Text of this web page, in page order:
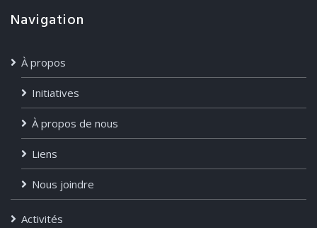
Navigation
À propos
Initiatives
À propos de nous
Liens
Nous joindre
Activités